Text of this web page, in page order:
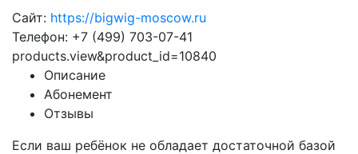
Сайт: https://bigwig-moscow.ru
Телефон: +7 (499) 703-07-41
products.view&product_id=10840
Описание
Абонемент
Отзывы
Если ваш ребёнок не обладает достаточной базой